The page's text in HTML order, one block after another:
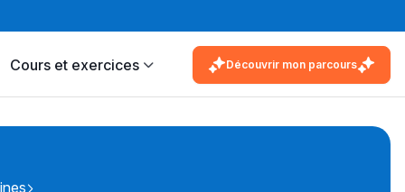
Cours et exercices Découvrir mon parcours